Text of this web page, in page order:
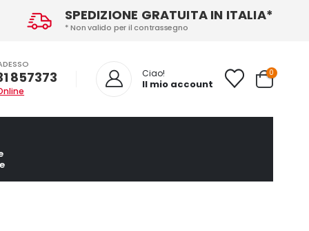
SPEDIZIONE GRATUITA IN ITALIA*
* Non valido per il contrassegno
857373 Ciao!
Il mio account
0